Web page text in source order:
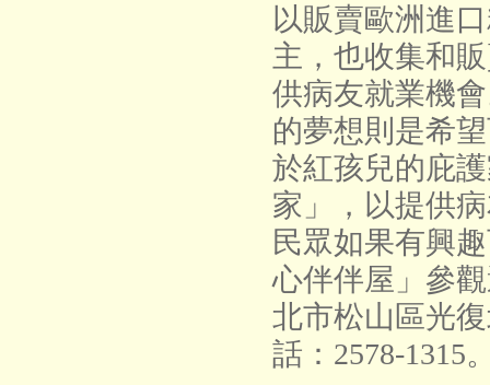
以販賣歐洲進
主，也收集和
供病友就業機
的夢想則是希
於紅孩兒的庇
家」，以提供
民眾如果有興
心伴伴屋」參
北市松山區光
話：2578-1315